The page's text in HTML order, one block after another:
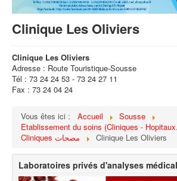
Clinique Les Oliviers
Clinique Les Oliviers
Adresse : Route Touristique-Sousse
Tél : 73 24 24 53 - 73 24 27 11
Fax : 73 24 04 24
Vous êtes ici : Accueil
Sousse
Etablissement du soins (Cliniques -
Cliniques مصحات
Clinique Les Oliviers
Laboratoires privés d'analyses